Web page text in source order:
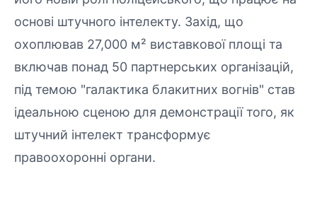
основі штучного інтелекту. Захід, що
охоплював 27,000 м² виставкової площі та
включав понад 50 партнерських організацій,
під темою "галактика блакитних вогнів" став
ідеальною сценою для демонстрації того, як
штучний інтелект трансформує
правоохоронні органи.